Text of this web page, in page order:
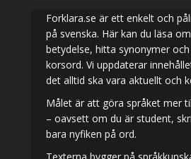
Forklara.se är ett enkelt och
på svenska. Här kan du läsa
betydelse, hitta synonymer
korsord. Vi uppdaterar
det alltid ska vara aktuellt och
Målet är att göra språket mer
– oavsett om du är student,
bara nyfiken på ord.